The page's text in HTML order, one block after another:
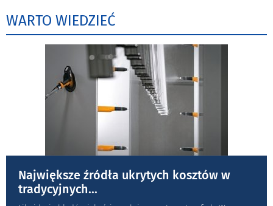
WARTO WIEDZIEĆ
Największe źródła ukrytych kosztów w
tradycyjnych...